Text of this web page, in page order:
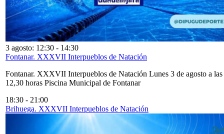
3 agosto: 12:30 - 14:30
Fontanar. XXXVII Interpueblos de Natación
Fontanar. XXXVII Interpueblos de Natación Lunes 3 de agosto a las
12,30 horas Piscina Municipal de Fontanar
18:30 - 21:00
Brihuega. XXXVII Interpueblos de Natación